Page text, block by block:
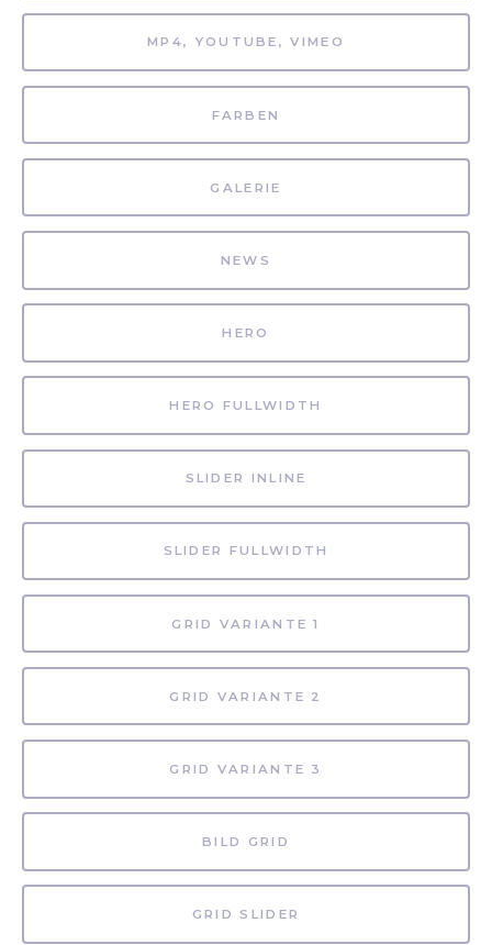
MP4, YOUTUBE, VIMEO
FARBEN
GALERIE
NEWS
HERO
HERO FULLWIDTH
SLIDER INLINE
SLIDER FULLWIDTH
GRID VARIANTE 1
GRID VARIANTE 2
GRID VARIANTE 3
BILD GRID
GRID SLIDER